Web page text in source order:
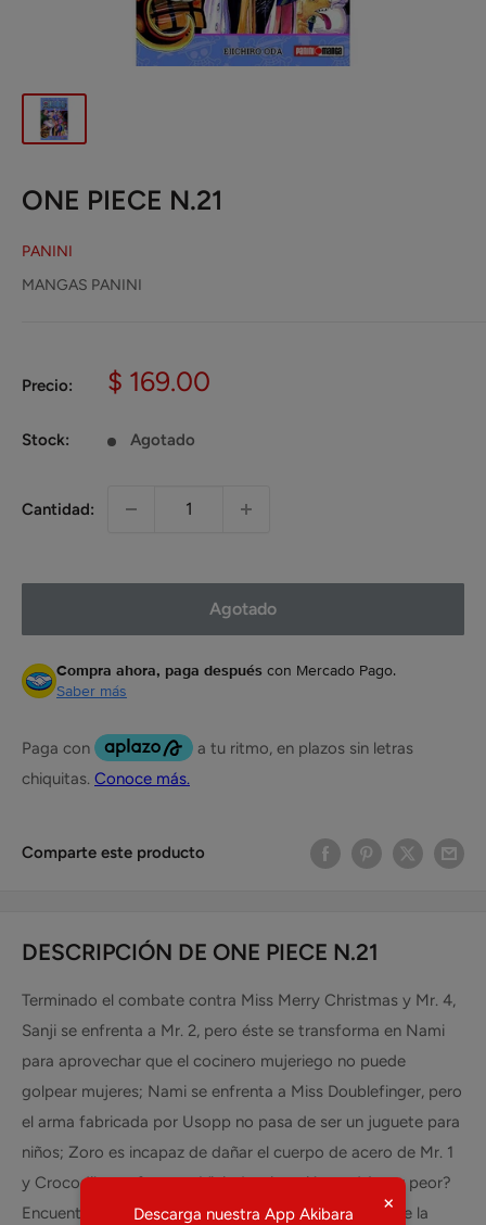
ONE PIECE N.21
PANINI
MANGAS PANINI
Precio:
Precio
venta
$ 169.00
Stock: Agotado
Cantidad:
Agotado
Compra ahora, paga después con Mercado Pago.
Saber más
Comparte este producto
DESCRIPCIÓN DE ONE PIECE N.21
Terminado el combate contra Miss Merry Christmas y Mr. 4,
Sanji se enfrenta a Mr. 2, pero éste se transforma en Nami
para aprovechar que el cocinero mujeriego no puede
golpear mujeres; Nami se enfrenta a Miss Doublefinger, pero
el arma fabricada por Usopp no pasa de ser un juguete para
niños; Zoro es incapaz de dañar el cuerpo de acero de Mr. 1
y Crocodile confronta a Vivi. ¿La situación podría ser peor?
Encuentra ONE PIECE N.21 y otros coleccionables de la
×
Descarga nuestra App Akibara